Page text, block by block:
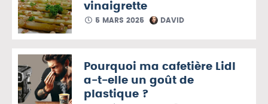
vinaigrette
5 MARS 2025 DAVID
Pourquoi ma cafetière Lidl
a-t-elle un goût de
plastique ?